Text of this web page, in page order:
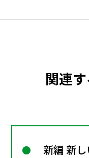
関連
新編 新